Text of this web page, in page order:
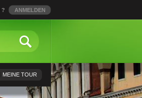
? ANMELDEN
MEINE TOUR